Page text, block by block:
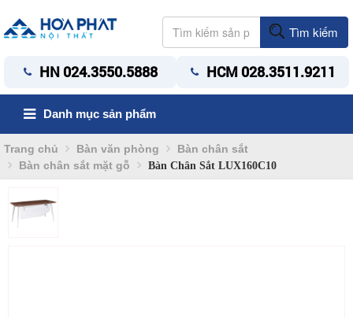
Tìm kiếm
HN 024.3550.5888 HCM 028.3511.9211
Danh mục sản phẩm
Trang chủ Bàn văn phòng
Bàn chân sắt
Bàn chân sắt mặt gỗ
Bàn Chân Sắt LUX160C10